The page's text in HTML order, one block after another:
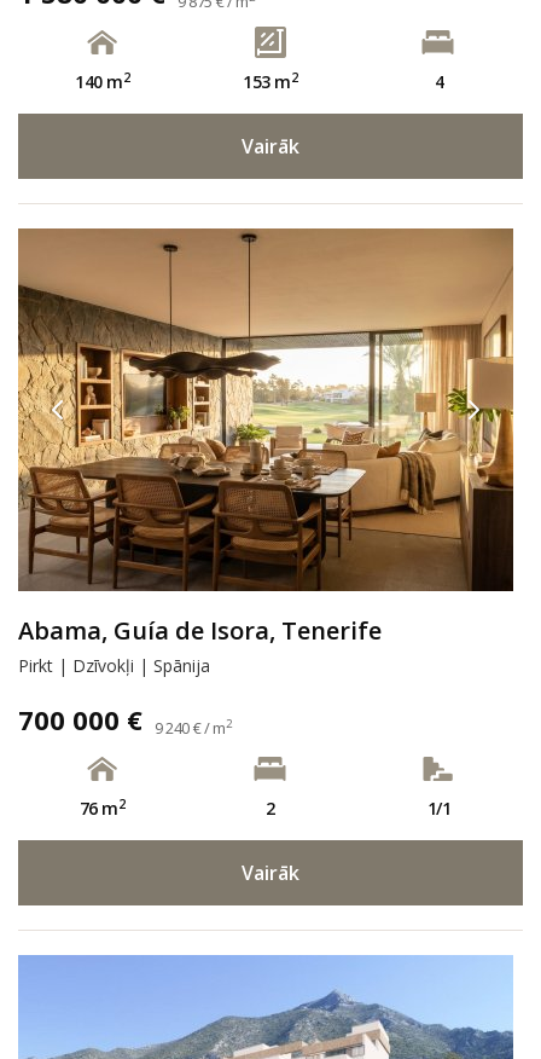
140 m2 153 m2 4
Vairāk
Abama, Guía de Isora, Tenerife
Pirkt | Dzīvokļi | Spānija
700 000 € 9 240 € / m2
76 m2 2 1/1
Vairāk